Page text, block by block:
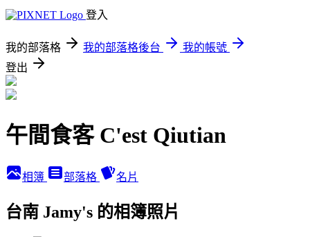
登入
我的部落格 我的部落格後台
我的帳號
登出
午間食客 C'est Qiutian
相簿 部落格 名片
台南 Jamy's 的相簿照片